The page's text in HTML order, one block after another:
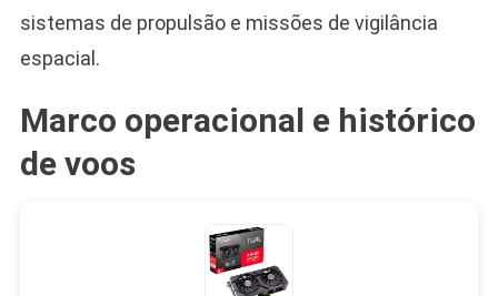
sistemas de propulsão e missões de vigilância
espacial.
Marco operacional e histórico
de voos